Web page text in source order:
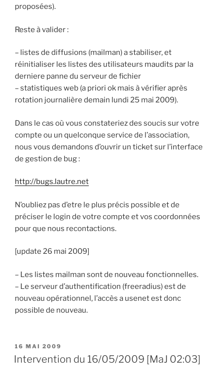
proposées).
Reste à valider :
– listes de diffusions (mailman) a stabiliser, et
réinitialiser les listes des utilisateurs maudits par la
derniere panne du serveur de fichier
– statistiques web (a priori ok mais à vérifier après
rotation journalière demain lundi 25 mai 2009).
Dans le cas où vous constateriez des soucis sur votre
compte ou un quelconque service de l’association,
nous vous demandons d’ouvrir un ticket sur l’interface
de gestion de bug :
http://bugs.lautre.net
N’oubliez pas d’etre le plus précis possible et de
préciser le login de votre compte et vos coordonnées
pour que nous recontactions.
[update 26 mai 2009]
– Les listes mailman sont de nouveau fonctionnelles.
– Le serveur d’authentification (freeradius) est de
nouveau opérationnel, l’accès a usenet est donc
possible de nouveau.
PUBLIÉ
LE
16 MAI 2009
Intervention du 16/05/2009 [MaJ 02:03]